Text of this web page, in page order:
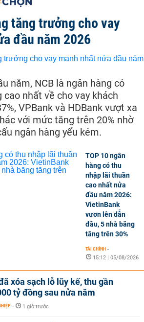
tăng trưởng cho vay
đầu năm 2026
năm, NCB là ngân hàng có
nhất về cho vay khách
VPBank và HDBank vượt xa
với mức tăng trên 20% nhờ
ngân hàng yếu kém.
TOP 10 ngân
hàng có thu
nhập lãi thuần
cao nhất nửa
đầu năm 2026:
VietinBank
vươn lên dẫn
đầu, 5 nhà băng
tăng trên 30%
TÀI CHÍNH -
15:12 | 05/08/2026
xóa sạch lỗ lũy kế, thu gần
tỷ đồng sau nửa năm
- 1 giờ trước